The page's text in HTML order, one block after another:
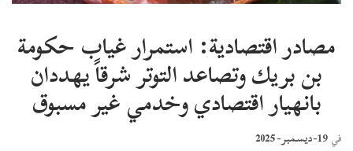
مصادر اقتصادية: استمرار غياب حكومة
بن بريك وتصاعد التوتر شرقاً يهددان
بانهيار اقتصادي وخدمي غير مسبوق
في 19-ديسمبر- 2025